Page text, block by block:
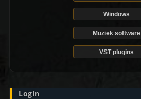
Windows
Muziek software
VST plugins
Login